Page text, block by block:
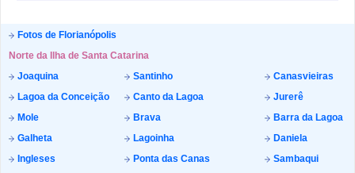
Fotos de Florianópolis
Norte da Ilha de Santa Catarina
Joaquina
Santinho
Canasvieiras
Lagoa da Conceição
Canto da Lagoa
Jurerê
Mole
Brava
Barra da Lagoa
Galheta
Lagoinha
Daniela
Ingleses
Ponta das Canas
Sambaqui